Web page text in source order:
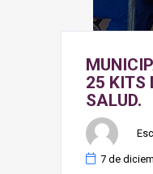
25 KITS
SALUD.
7 de